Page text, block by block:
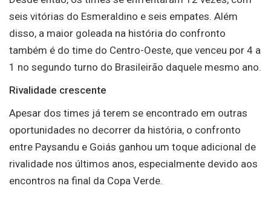
seis vitórias do Esmeraldino e seis empates. Além
disso, a maior goleada na história do confronto
também é do time do Centro-Oeste, que venceu por 4 a
1 no segundo turno do Brasileirão daquele mesmo ano.
Rivalidade crescente
Apesar dos times já terem se encontrado em outras
oportunidades no decorrer da história, o confronto
entre Paysandu e Goiás ganhou um toque adicional de
rivalidade nos últimos anos, especialmente devido aos
encontros na final da Copa Verde.